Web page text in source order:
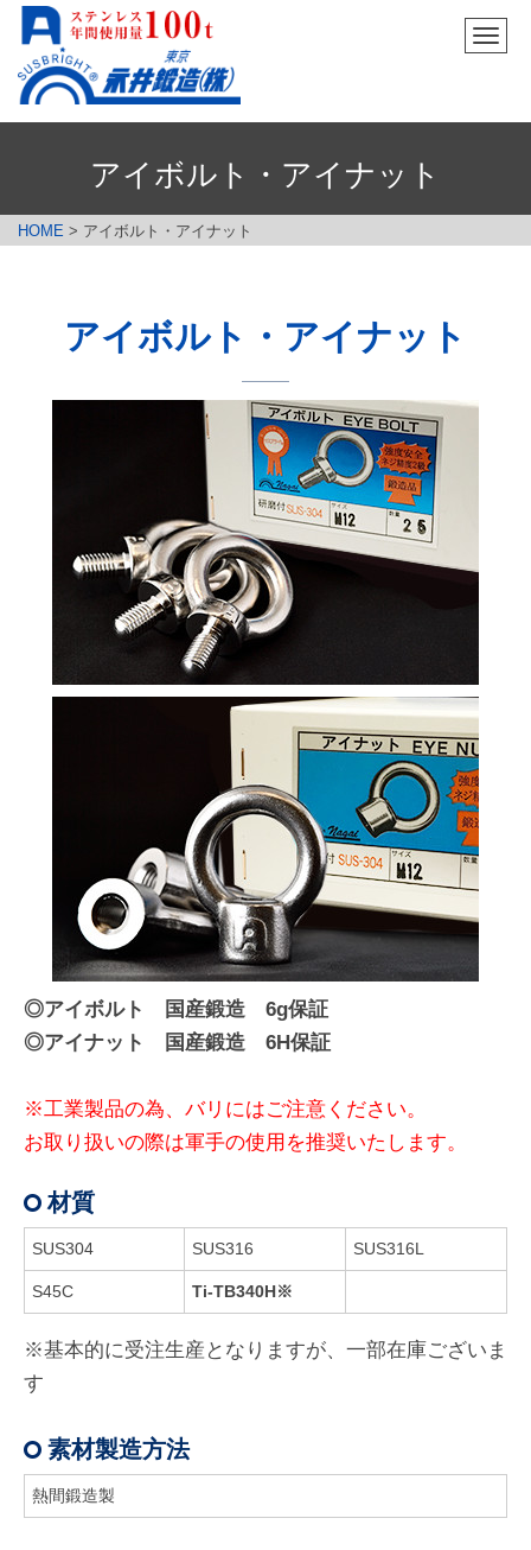
メ
ー
アイボルト・アイナット
HOME > アイボルト・アイナット
アイボルト・アイナット
◎アイボルト 国産鍛造 6g保証
◎アイナット 国産鍛造 6H保証
※工業製品の為、バリにはご注意ください。
お取り扱いの際は軍手の使用を推奨いたします。
材質
SUS304 SUS316 SUS316L
S45C Ti-TB340H※
※基本的に受注生産となりますが、一部在庫ございま
す
素材製造方法
熱間鍛造製